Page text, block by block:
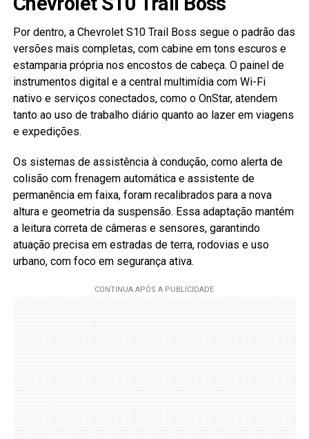
Por dentro, a Chevrolet S10 Trail Boss segue o padrão das
versões mais completas, com cabine em tons escuros e
estamparia própria nos encostos de cabeça. O painel de
instrumentos digital e a central multimídia com Wi-Fi
nativo e serviços conectados, como o OnStar, atendem
tanto ao uso de trabalho diário quanto ao lazer em viagens
e expedições.
Os sistemas de assistência à condução, como alerta de
colisão com frenagem automática e assistente de
permanência em faixa, foram recalibrados para a nova
altura e geometria da suspensão. Essa adaptação mantém
a leitura correta de câmeras e sensores, garantindo
atuação precisa em estradas de terra, rodovias e uso
urbano, com foco em segurança ativa.